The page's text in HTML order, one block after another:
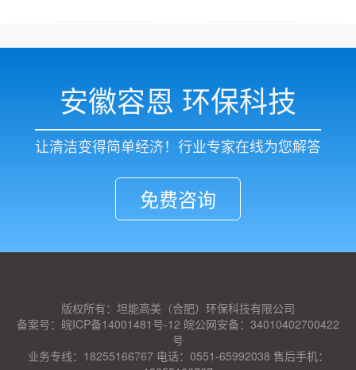
安徽容恩 环保科技
让清洁变得简单经济！行业专家在线为您解答
免费咨询
版权所有：坦能高美（合肥）环保科技有限公司
备案号：皖ICP备14001481号-12 皖公网安备：34010402700422
号
业务专线：18255166767 电话：0551-65992038 售后手机：